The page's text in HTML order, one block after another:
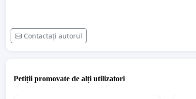
Contactați autorul
Petiții promovate de alți utilizatori